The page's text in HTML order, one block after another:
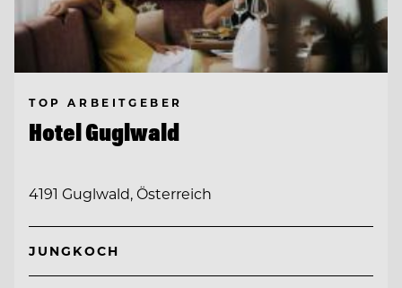
TOP ARBEITGEBER
Hotel Guglwald
4191 Guglwald, Österreich
JUNGKOCH